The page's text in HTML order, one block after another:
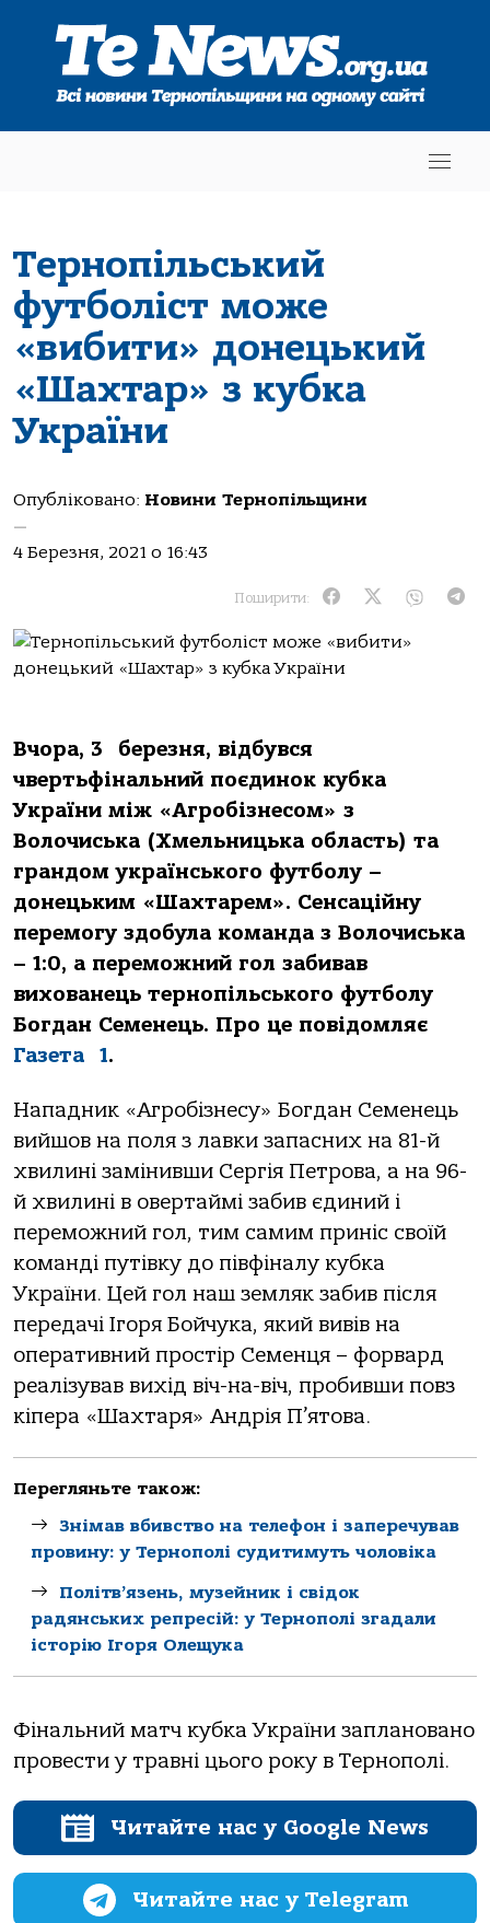
Тернопільський
футболіст може
«вибити» донецький
«Шахтар» з кубка
України
Опубліковано: Новини Тернопільщини
—
4 Березня, 2021 о 16:43
Поширити:
Вчора, 3 березня, відбувся
чвертьфінальний поєдинок кубка
України між «Агробізнесом» з
Волочиська (Хмельницька область) та
грандом українського футболу –
донецьким «Шахтарем». Сенсаційну
перемогу здобула команда з Волочиська
– 1:0, а переможний гол забивав
вихованець тернопільського футболу
Богдан Семенець. Про це повідомляє
Газета 1.
Нападник «Агробізнесу» Богдан Семенець
вийшов на поля з лавки запасних на 81-й
хвилині замінивши Сергія Петрова, а на 96-
й хвилині в овертаймі забив єдиний і
переможний гол, тим самим приніс своїй
команді путівку до півфіналу кубка
України. Цей гол наш земляк забив після
передачі Ігоря Бойчука, який вивів на
оперативний простір Семенця – форвард
реалізував вихід віч-на-віч, пробивши повз
кіпера «Шахтаря» Андрія П’ятова.
Перегляньте також:
Знімав вбивство на телефон і заперечував
провину: у Тернополі судитимуть чоловіка
Політв’язень, музейник і свідок
радянських репресій: у Тернополі згадали
історію Ігоря Олещука
Фінальний матч кубка України заплановано
провести у травні цього року в Тернополі.
Читайте нас у Google News
Читайте нас у Telegram